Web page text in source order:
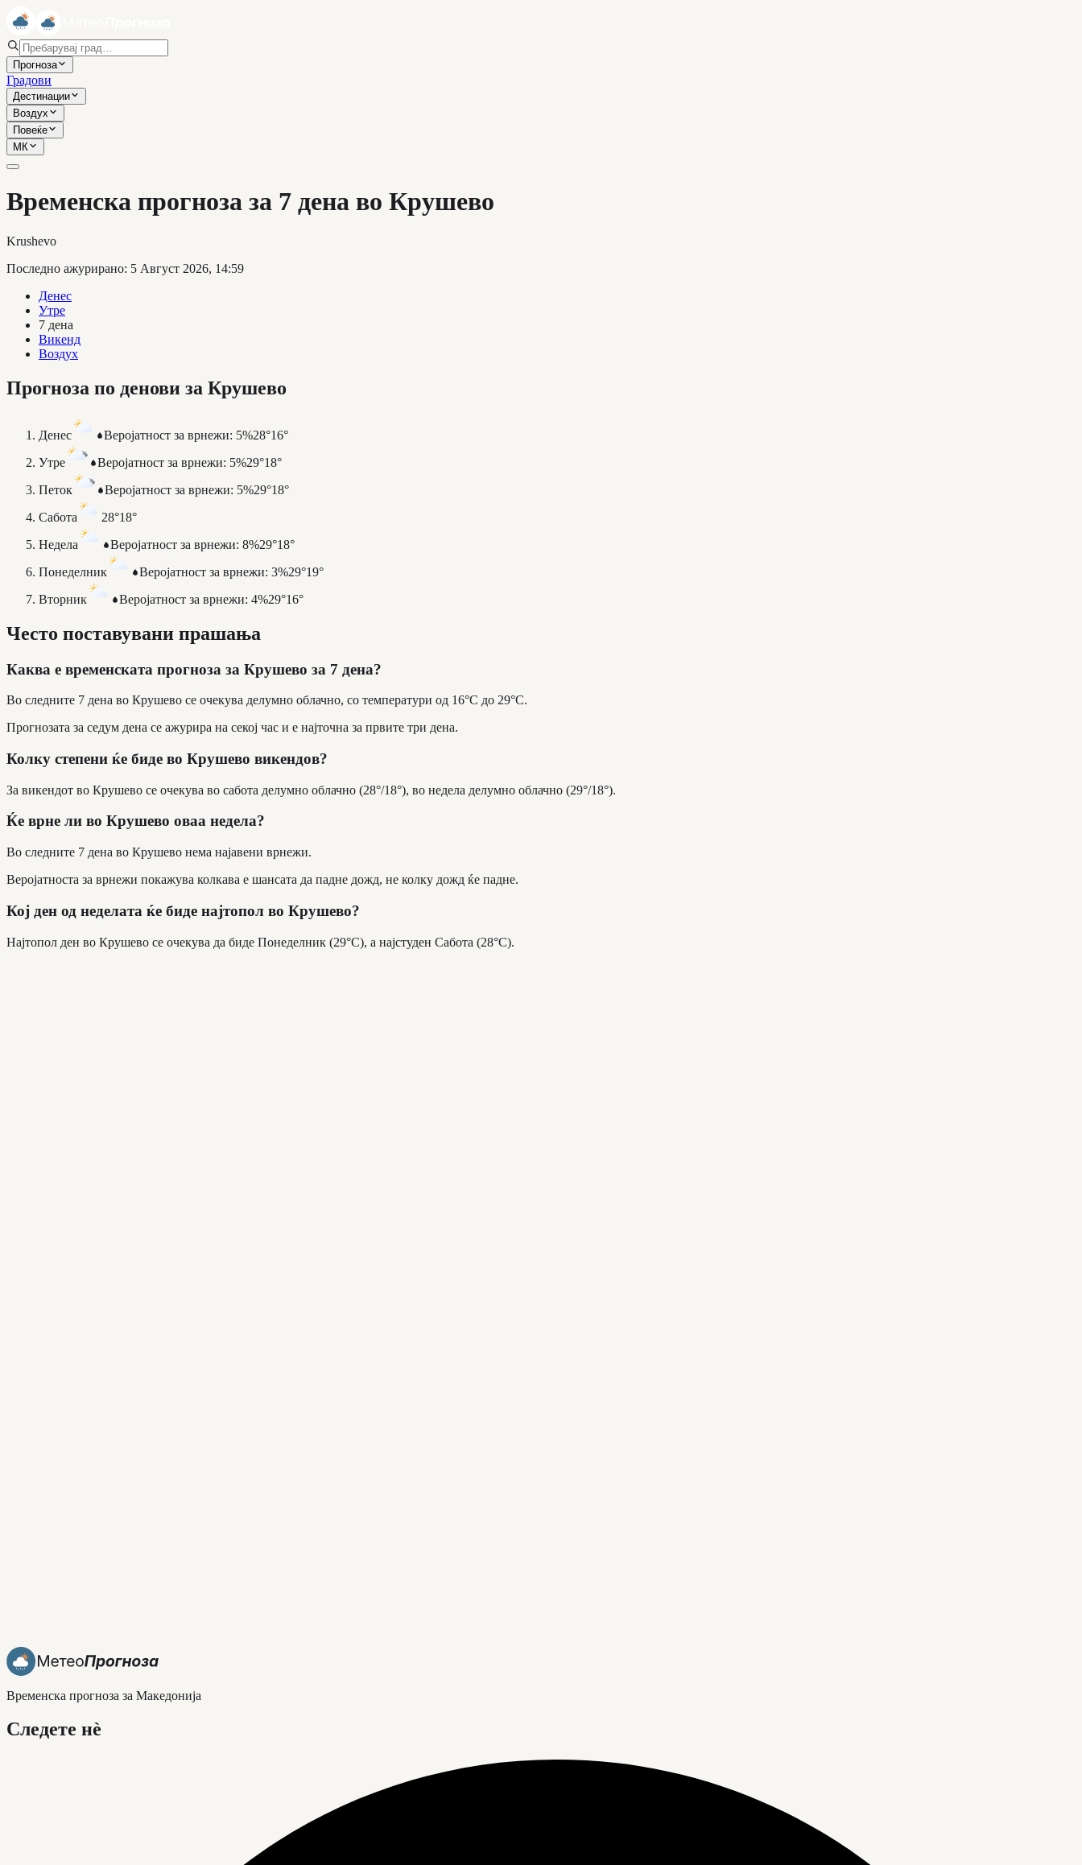
Прогноза
Градови
Дестинации
Воздух
Повеќе
МК
Временска прогноза за 7 дена во Крушево
Krushevo
Последно ажурирано: 5 Август 2026, 14:59
Денес
Утре
7 дена
Викенд
Воздух
Прогноза по денови за Крушево
Денес Веројатност за врнежи: 5%28°16°
Утре
Веројатност за врнежи: 5%29°18°
Петок
Веројатност за врнежи: 5%29°18°
Сабота
28°18°
Недела
Веројатност за врнежи: 8%29°18°
Понеделник
Веројатност за врнежи: 3%29°19°
Вторник
Веројатност за врнежи: 4%29°16°
Често поставувани прашања
Каква е временската прогноза за Крушево за 7 дена?
Во следните 7 дена во Крушево се очекува делумно облачно, со температури од 16°C до 29°C.
Прогнозата за седум дена се ажурира на секој час и е најточна за првите три дена.
Колку степени ќе биде во Крушево викендов?
За викендот во Крушево се очекува во сабота делумно облачно (28°/18°), во недела делумно облачно (29°/18°).
Ќе врне ли во Крушево оваа недела?
Во следните 7 дена во Крушево нема најавени врнежи.
Веројатноста за врнежи покажува колкава е шансата да падне дожд, не колку дожд ќе падне.
Кој ден од неделата ќе биде најтопол во Крушево?
Најтопол ден во Крушево се очекува да биде Понеделник (29°C), а најстуден Сабота (28°C).
Временска прогноза за Македонија
Следете нè